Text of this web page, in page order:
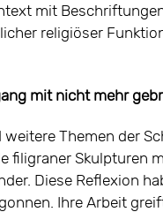
mit
religiöser
mit nicht mehr
Themen der
filigraner Skulpturen
Diese Reflexion
Ihre Arbeit